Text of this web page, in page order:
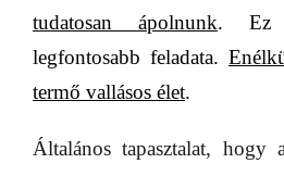
tudatosan ápolnunk. Ez
legfontosabb feladata.
termő vallásos élet.
Általános tapasztalat,